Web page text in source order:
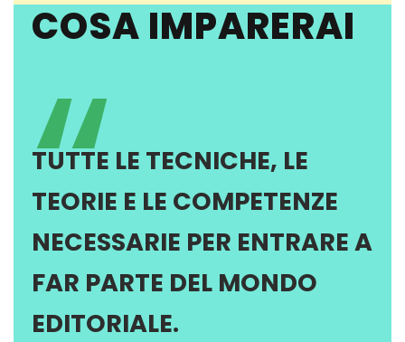
COSA IMPARERAI
“
TUTTE LE TECNICHE, LE
TEORIE E LE COMPETENZE
NECESSARIE PER ENTRARE A
FAR PARTE DEL MONDO
EDITORIALE.